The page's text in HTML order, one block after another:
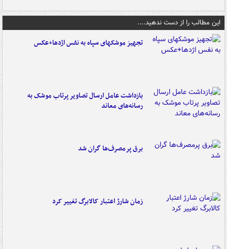
این مطالب را از دست ندهید....
تجهیز موشکهای سپاه به نفس اژدها+عکس
بازداشت عامل ارسال تصاویر پرتاب موشک به
رسانه‌های معاند
برق پرمصرف‌ها گران شد
زمان شارژ اعتبار کالابرگ تغییر کرد